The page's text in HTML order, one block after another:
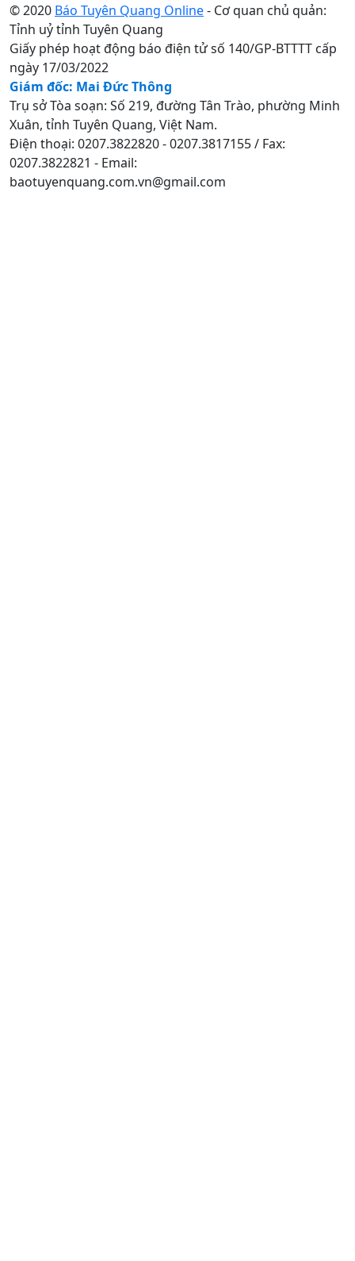
© 2020 Báo Tuyên Quang Online- Cơ quan chủ quản:
Tỉnh uỷ tỉnh Tuyên Quang
Giấy phép hoạt động báo điện tử số 140/GP-BTTTT cấp
ngày 17/03/2022
Giám đốc: Mai Đức Thông
Trụ sở Tòa soạn: Số 219, đường Tân Trào, phường Minh
Xuân, tỉnh Tuyên Quang, Việt Nam.
Điện thoại: 0207.3822820 - 0207.3817155 / Fax:
0207.3822821 - Email:
baotuyenquang.com.vn@gmail.com